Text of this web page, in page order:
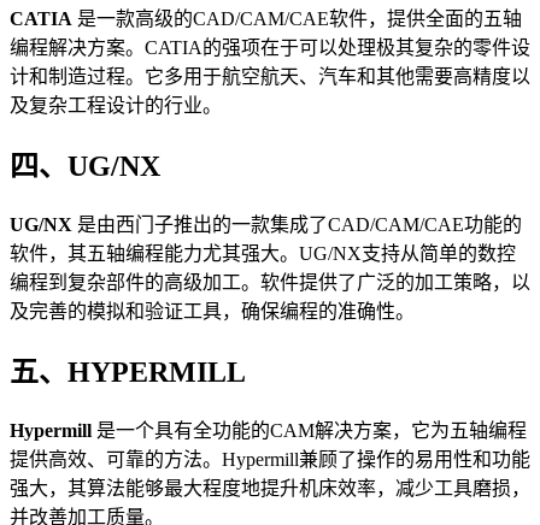
CATIA 是一款高级的CAD/CAM/CAE软件，提供全面的五轴
编程解决方案。CATIA的强项在于可以处理极其复杂的零件设
计和制造过程。它多用于航空航天、汽车和其他需要高精度以
及复杂工程设计的行业。
四、UG/NX
UG/NX 是由西门子推出的一款集成了CAD/CAM/CAE功能的
软件，其五轴编程能力尤其强大。UG/NX支持从简单的数控
编程到复杂部件的高级加工。软件提供了广泛的加工策略，以
及完善的模拟和验证工具，确保编程的准确性。
五、HYPERMILL
Hypermill 是一个具有全功能的CAM解决方案，它为五轴编程
提供高效、可靠的方法。Hypermill兼顾了操作的易用性和功能
强大，其算法能够最大程度地提升机床效率，减少工具磨损，
并改善加工质量。